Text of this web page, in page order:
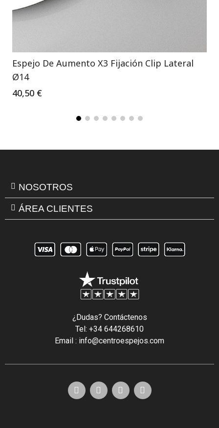
Espejo De Aumento X3 Fijación Clip Lateral
Ø14
40,50 €
NOSOTROS
ÁREA CLIENTES
¿Dudas? Contáctenos
Tel: +34 644268610
Email : info@centroespejos.com